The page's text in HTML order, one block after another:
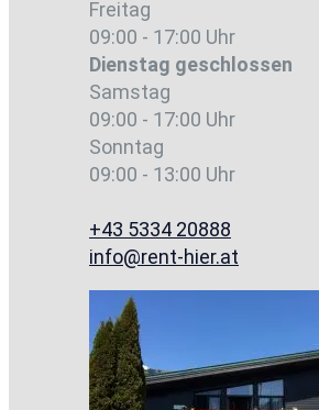
Freitag
09:00 - 17:00 Uhr
Dienstag geschlossen
Samstag
09:00 - 17:00 Uhr
Sonntag
09:00 - 13:00 Uhr
+43 5334 20888
info@rent-hier.at